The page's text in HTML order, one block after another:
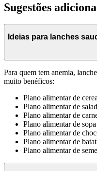
Sugestões
Ideias para lanches
Para quem tem anemia,
muito benéficos:
Plano alimentar de
Plano alimentar de
Plano alimentar de
Plano alimentar de
Plano alimentar de
Plano alimentar de
Plano alimentar de